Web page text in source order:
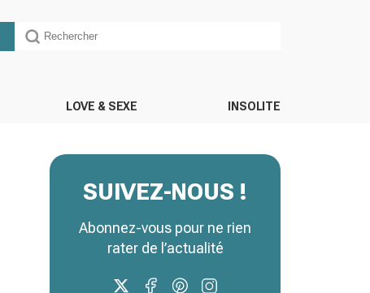
LOVE & SEXE INSOLITE
SUIVEZ-NOUS !
Abonnez-vous pour ne rien
rater de l’actualité